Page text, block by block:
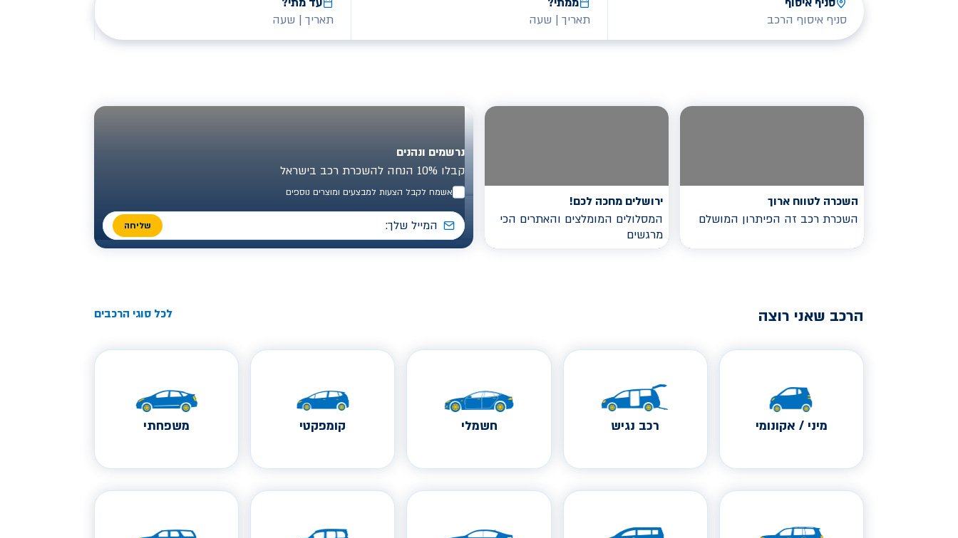
סניף איסוף הרכב
תאריך | שעה
תאריך | שעה
השכרה לטווח ארוך
השכרת רכב זה הפיתרון המושלם
ירושלים מחכה לכם!
המסלולים המומלצים והאתרים הכי
מרגשים
נרשמים ונהנים
קבלו 10% הנחה להשכרת רכב בישראל
אשמח לקבל הצעות למבצעים ומוצרים נוספים
שליחה
הרכב שאני רוצה לכל סוגי הרכבים
מיני / אקונומי רכב נגיש חשמלי קומפקטי משפחתי